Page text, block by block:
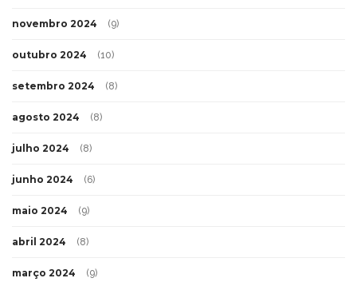
novembro 2024 (9)
outubro 2024 (10)
setembro 2024 (8)
agosto 2024 (8)
julho 2024 (8)
junho 2024 (6)
maio 2024 (9)
abril 2024 (8)
março 2024 (9)